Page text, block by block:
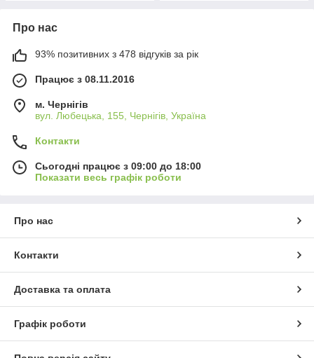
Про нас
93% позитивних з 478 відгуків за рік
Працює з 08.11.2016
м. Чернігів
вул. Любецька, 155, Чернігів, Україна
Контакти
Сьогодні працює з 09:00 до 18:00
Показати весь графік роботи
Про нас
Контакти
Доставка та оплата
Графік роботи